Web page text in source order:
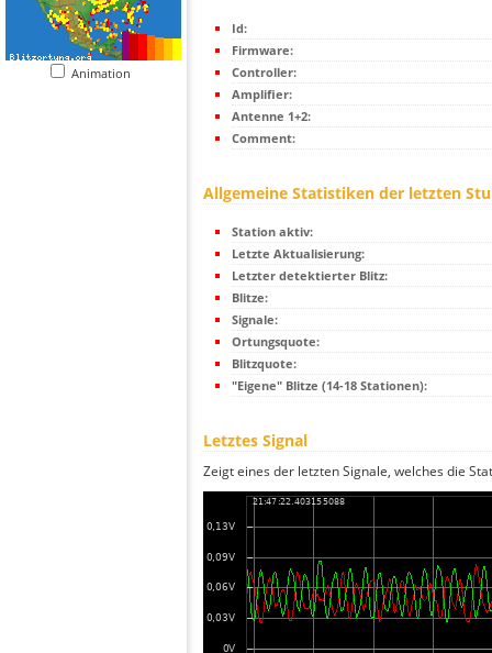
Animation
Id:
Firmware:
Controller:
Amplifier:
Antenne 1+2:
Comment:
Allgemeine Statistiken der letzten
Station aktiv:
Letzte Aktualisierung:
Letzter detektierter Blitz:
Blitze:
Signale:
Ortungsquote:
Blitzquote:
"Eigene" Blitze (14-18 Stationen):
Letztes Signal
Zeigt eines der letzten Signale, welches die